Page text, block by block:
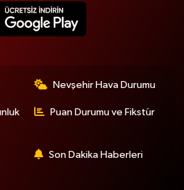
Nevşehir Hava Durumu
Puan Durumu ve Fikstür
Son Dakika Haberleri